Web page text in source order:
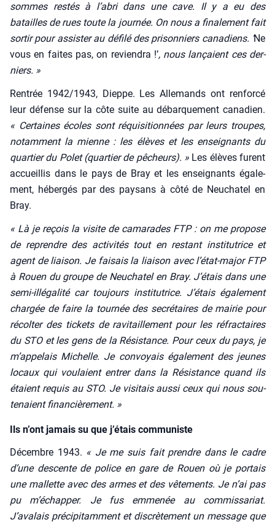
sommes res­tés à l’abri dans une cave. Il y a eu des
batailles de rues toute la jour­née. On nous a fina­le­ment fait
sor­tir pour assis­ter au défi­lé des pri­son­niers cana­diens. ‘ Ne
vous en faites pas, on revien­dra !’, nous lan­çaient ces der­
niers. »
Ren­trée 1942/1943, Dieppe. Les Alle­mands ont ren­for­cé
leur défense sur la côte suite au débar­que­ment cana­dien.
« Cer­taines écoles sont réqui­si­tion­nées par leurs troupes,
notam­ment la mienne : les élèves et les ensei­gnants du
quar­tier du Polet (quar­tier de pêcheurs). » Les élèves furent
accueillis dans le pays de Bray et les ensei­gnants éga­le­
ment, héber­gés par des pay­sans à côté de Neu­cha­tel en
Bray.
« Là je reçois la visite de cama­rades FTP : on me pro­pose
de reprendre des acti­vi­tés tout en res­tant ins­ti­tu­trice et
agent de liai­son. Je fai­sais la liai­son avec l’état-major FTP
à Rouen du groupe de Neu­cha­tel en Bray. J’étais dans une
semi-illé­ga­li­té car tou­jours ins­ti­tu­trice. J’étais éga­le­ment
char­gée de faire la tour­née des secré­taires de mai­rie pour
récol­ter des tickets de ravi­taille­ment pour les réfrac­taires
du STO et les gens de la Résis­tance. Pour ceux du pays, je
m’appelais Michelle. Je convoyais éga­le­ment des jeunes
locaux qui vou­laient entrer dans la Résis­tance quand ils
étaient requis au STO. Je visi­tais aus­si ceux qui nous sou­
te­naient finan­ciè­re­ment. »
Ils n’ont jamais su que j’étais communiste
Décembre 1943. « Je me suis fait prendre dans le cadre
d’une des­cente de police en gare de Rouen où je por­tais
une mal­lette avec des armes et des vête­ments. Je n’ai pas
pu m’échapper. Je fus emme­née au com­mis­sa­riat.
J’avalais pré­ci­pi­tam­ment et dis­crè­te­ment un mes­sage que